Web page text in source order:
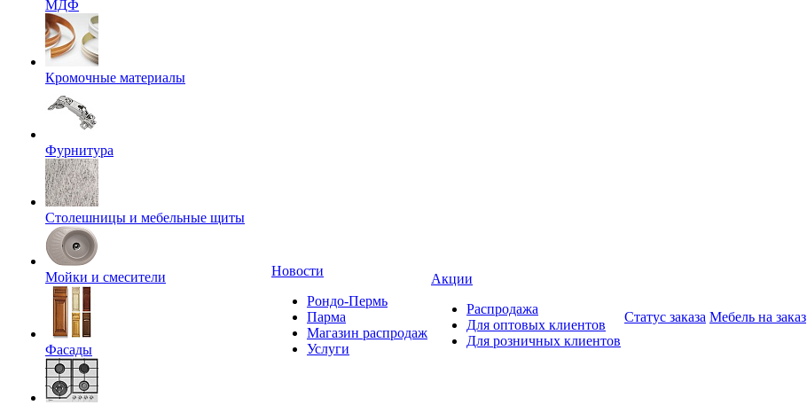
МДФ
Кромочные материалы
Фурнитура
Столешницы и мебельные щиты
Мойки и смесители
Фасады
Новости
Рондо-Пермь
Парма
Магазин распродаж
Услуги
Акции
Распродажа
Для оптовых клиентов
Для розничных клиентов
Статус заказа Мебель на заказ